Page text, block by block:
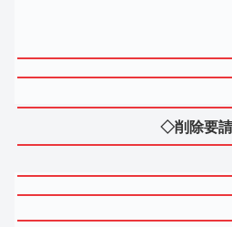
◇削除要